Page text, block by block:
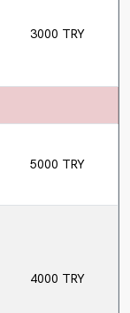
3000 TRY
5000 TRY
4000 TRY